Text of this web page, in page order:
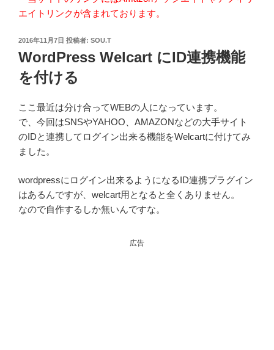
エイトリンクが含まれております。
投
稿
日:
2016年11月7日 投稿者: SOU.T
WordPress Welcart にID連携機能
を付ける
ここ最近は分け合ってWEBの人になっています。
で、今回はSNSやYAHOO、AMAZONなどの大手サイト
のIDと連携してログイン出来る機能をWelcartに付けてみ
ました。
wordpressにログイン出来るようになるID連携プラグイン
はあるんですが、welcart用となると全くありません。
なので自作するしか無いんですな。
広告